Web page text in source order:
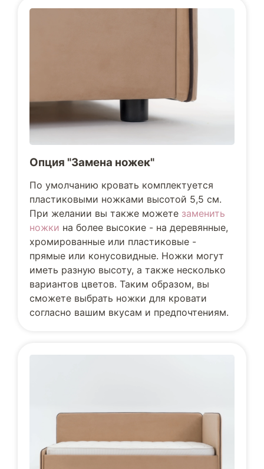
Опция "Замена ножек"
По умолчанию кровать комплектуется
пластиковыми ножками высотой 5,5 см.
При желании вы также можете заменить
ножки на более высокие - на деревянные,
хромированные или пластиковые -
прямые или конусовидные. Ножки могут
иметь разную высоту, а также несколько
вариантов цветов. Таким образом, вы
сможете выбрать ножки для кровати
согласно вашим вкусам и предпочтениям.